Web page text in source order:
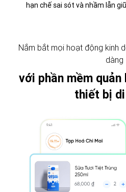
hạn chế sai sót và nhầm lẫn
Nắm bắt mọi hoạt động kinh
dàng
với phần mềm
thiết bị